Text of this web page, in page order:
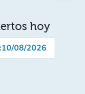
hoy
:10/08/2026